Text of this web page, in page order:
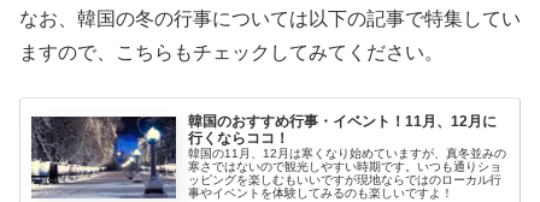
なお、韓国の冬の行事については以下の記事で特集してい
ますので、こちらもチェックしてみてください。
韓国のおすすめ行事・イベント！11月、12月に
行くならココ！
韓国の11月、12月は寒くなり始めていますが、真冬並みの
寒さではないので観光しやすい時期です。いつも通りショ
ッピングを楽しむもいいですが現地ならではのローカル行
事やイベントを体験してみるのも楽しいですよ！